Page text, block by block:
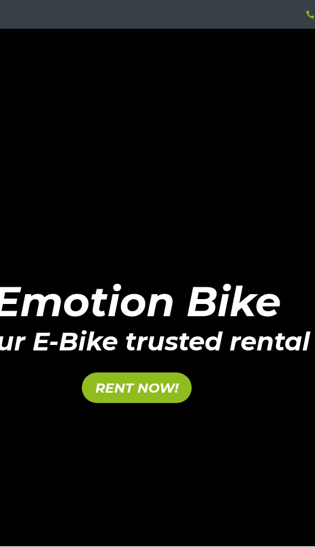

Bike
E-Bike trusted rental
RENT NOW!